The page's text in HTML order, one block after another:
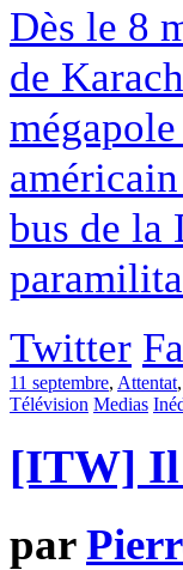
Dès le 8
de
bus de la
Twitter
11 septembre, Attentat,
Télévision Medias
[ITW] Il
par